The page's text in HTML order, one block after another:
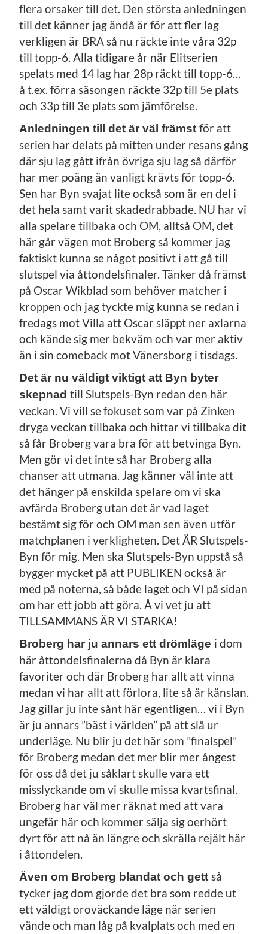
flera orsaker till det. Den största anledningen
till det känner jag ändå är för att fler lag
verkligen är BRA så nu räckte inte våra 32p
till topp-6. Alla tidigare år när Elitserien
spelats med 14 lag har 28p räckt till topp-6…
å t.ex. förra säsongen räckte 32p till 5e plats
och 33p till 3e plats som jämförelse.
Anledningen till det är väl främst för att
serien har delats på mitten under resans gång
där sju lag gått ifrån övriga sju lag så därför
har mer poäng än vanligt krävts för topp-6.
Sen har Byn svajat lite också som är en del i
det hela samt varit skadedrabbade. NU har vi
alla spelare tillbaka och OM, alltså OM, det
här går vägen mot Broberg så kommer jag
faktiskt kunna se något positivt i att gå till
slutspel via åttondelsfinaler. Tänker då främst
på Oscar Wikblad som behöver matcher i
kroppen och jag tyckte mig kunna se redan i
fredags mot Villa att Oscar släppt ner axlarna
och kände sig mer bekväm och var mer aktiv
än i sin comeback mot Vänersborg i tisdags.
Det är nu väldigt viktigt att Byn byter
skepnad till Slutspels-Byn redan den här
veckan. Vi vill se fokuset som var på Zinken
dryga veckan tillbaka och hittar vi tillbaka dit
så får Broberg vara bra för att betvinga Byn.
Men gör vi det inte så har Broberg alla
chanser att utmana. Jag känner väl inte att
det hänger på enskilda spelare om vi ska
avfärda Broberg utan det är vad laget
bestämt sig för och OM man sen även utför
matchplanen i verkligheten. Det ÄR Slutspels-
Byn för mig. Men ska Slutspels-Byn uppstå så
bygger mycket på att PUBLIKEN också är
med på noterna, så både laget och VI på sidan
om har ett jobb att göra. Å vi vet ju att
TILLSAMMANS ÄR VI STARKA!
Broberg har ju annars ett drömläge i dom
här åttondelsfinalerna då Byn är klara
favoriter och där Broberg har allt att vinna
medan vi har allt att förlora, lite så är känslan.
Jag gillar ju inte sånt här egentligen… vi i Byn
är ju annars ”bäst i världen” på att slå ur
underläge. Nu blir ju det här som ”finalspel”
för Broberg medan det mer blir mer ångest
för oss då det ju såklart skulle vara ett
misslyckande om vi skulle missa kvartsfinal.
Broberg har väl mer räknat med att vara
ungefär här och kommer sälja sig oerhört
dyrt för att nå än längre och skrälla rejält här
i åttondelen.
Även om Broberg blandat och gett så
tycker jag dom gjorde det bra som redde ut
ett väldigt oroväckande läge när serien
vände och man låg på kvalplats och med en